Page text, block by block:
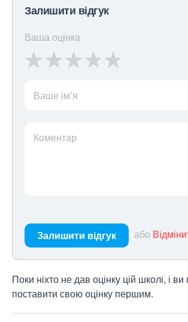
Залишити відгук
Ваша оцінка
Ваше ім’я
Коментар
Залишити відгук або
Поки ніхто не дав оцінку цій школі, і
поставити свою оцінку першим.